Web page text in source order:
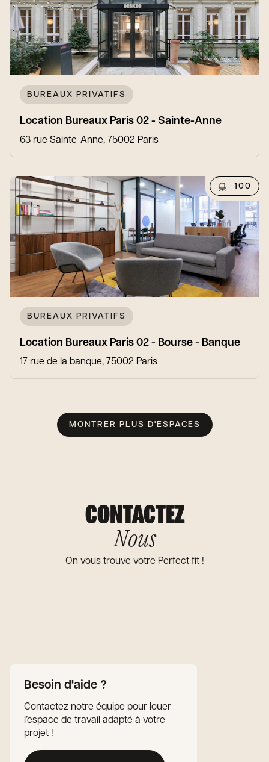
BUREAUX PRIVATIFS
Location Bureaux Paris 02 - Sainte-Anne
63 rue Sainte-Anne, 75002 Paris
100
BUREAUX PRIVATIFS
Location Bureaux Paris 02 - Bourse - Banque
17 rue de la banque, 75002 Paris
MONTRER PLUS D'ESPACES
CONTACTEZ
Nous
On vous trouve votre Perfect fit !
Besoin d'aide ?
Contactez notre équipe pour louer
l’espace de travail adapté à votre
projet !